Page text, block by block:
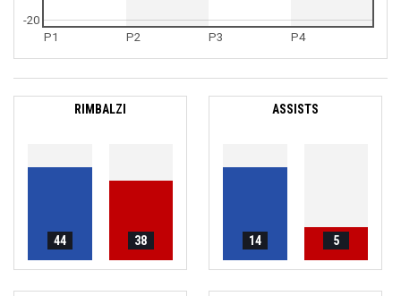
P1 P2 P3 P4
-20
RIMBALZI
44 38
ASSISTS
14 5